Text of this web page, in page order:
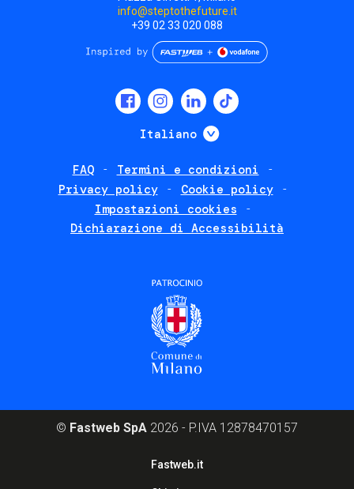
info@steptothefuture.it
+39 02 33 020 088
Italiano Mostra ulteriori
FAQ
Termini e condizioni
Privacy policy
Cookie policy
Impostazioni cookies
Dichiarazione di Accessibilità
© Fastweb SpA 2026 - P.IVA 12878470157
Fastweb.it